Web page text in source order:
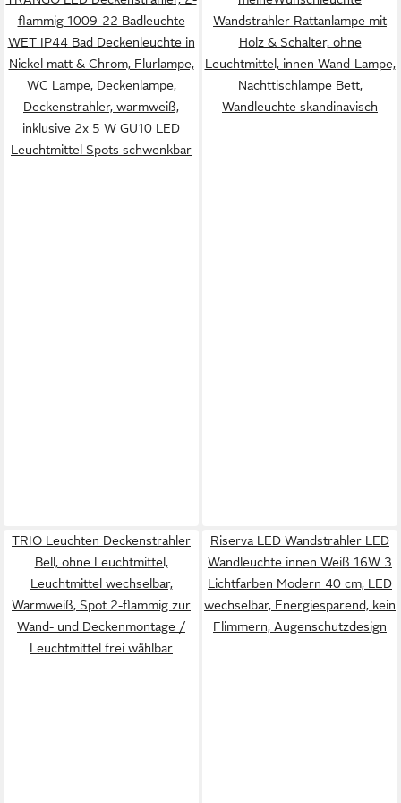
flammig 1009-22 Badleuchte
WET IP44 Bad Deckenleuchte in
Nickel matt & Chrom, Flurlampe,
WC Lampe, Deckenlampe,
Deckenstrahler, warmweiß,
inklusive 2x 5 W GU10 LED
Leuchtmittel Spots schwenkbar
Wandstrahler Rattanlampe mit
Holz & Schalter, ohne
Leuchtmittel, innen Wand-Lampe,
Nachttischlampe Bett,
Wandleuchte skandinavisch
TRIO Leuchten Deckenstrahler
Bell, ohne Leuchtmittel,
Leuchtmittel wechselbar,
Warmweiß, Spot 2-flammig zur
Wand- und Deckenmontage /
Leuchtmittel frei wählbar
Riserva LED Wandstrahler LED
Wandleuchte innen Weiß 16W 3
Lichtfarben Modern 40 cm, LED
wechselbar, Energiesparend, kein
Flimmern, Augenschutzdesign